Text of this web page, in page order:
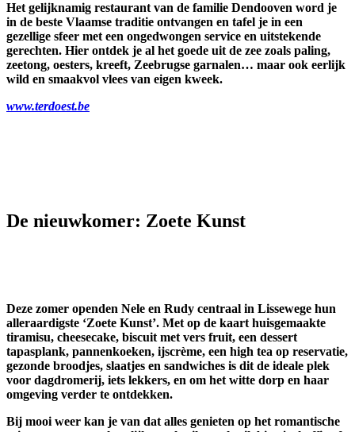
Het gelijknamig restaurant van de familie Dendooven word je
in de beste Vlaamse traditie ontvangen en tafel je in een
gezellige sfeer met een ongedwongen service en uitstekende
gerechten. Hier ontdek je al het goede uit de zee zoals paling,
zeetong, oesters, kreeft, Zeebrugse garnalen… maar ook eerlijk
wild en smaakvol vlees van eigen kweek.
www.terdoest.be
De nieuwkomer: Zoete Kunst
Deze zomer openden Nele en Rudy centraal in Lissewege hun
alleraardigste ‘Zoete Kunst’. Met op de kaart huisgemaakte
tiramisu, cheesecake, biscuit met vers fruit, een dessert
tapasplank, pannenkoeken, ijscrème, een high tea op reservatie,
gezonde broodjes, slaatjes en sandwiches is dit de ideale plek
voor dagdromerij, iets lekkers, en om het witte dorp en haar
omgeving verder te ontdekken.
Bij mooi weer kan je van dat alles genieten op het romantische